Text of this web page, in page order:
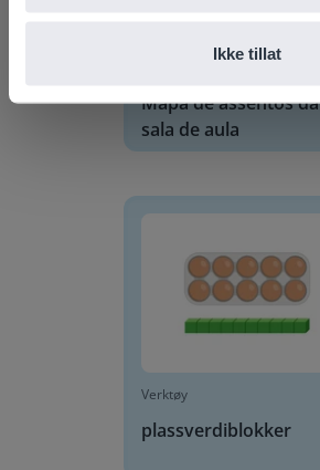
Ikke tillat
Mapa de assentos da
sala de aula
Verktøy
plassverdiblokker